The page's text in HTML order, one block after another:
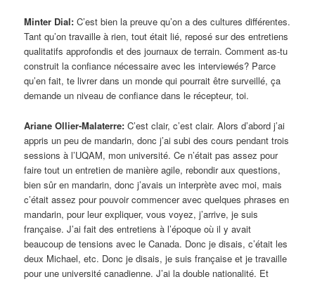
Minter Dial:C’est bien la preuve qu’on a des cultures différentes.
Tant qu’on travaille à rien, tout était lié, reposé sur des entretiens
qualitatifs approfondis et des journaux de terrain. Comment as-tu
construit la confiance nécessaire avec les interviewés? Parce
qu’en fait, te livrer dans un monde qui pourrait être surveillé, ça
demande un niveau de confiance dans le récepteur, toi.
Ariane Ollier-Malaterre:C’est clair, c’est clair. Alors d’abord j’ai
appris un peu de mandarin, donc j’ai subi des cours pendant trois
sessions à l’UQAM, mon université. Ce n’était pas assez pour
faire tout un entretien de manière agile, rebondir aux questions,
bien sûr en mandarin, donc j’avais un interprète avec moi, mais
c’était assez pour pouvoir commencer avec quelques phrases en
mandarin, pour leur expliquer, vous voyez, j’arrive, je suis
française. J’ai fait des entretiens à l’époque où il y avait
beaucoup de tensions avec le Canada. Donc je disais, c’était les
deux Michael, etc. Donc je disais, je suis française et je travaille
pour une université canadienne. J’ai la double nationalité. Et